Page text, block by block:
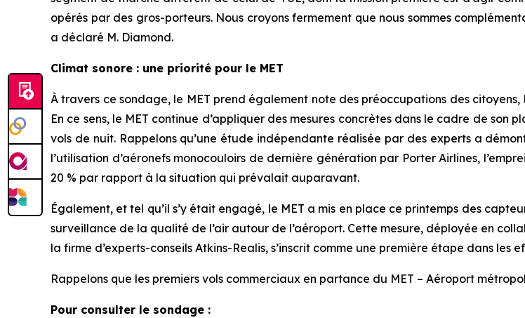
opérés par des gros-porteurs. Nous croyons fermement que nous sommes
a déclaré M. Diamond.
Climat sonore : une priorité pour le MET
À travers ce sondage, le MET prend également note des préoccupations des
En ce sens, le MET continue d’appliquer des mesures concrètes dans le cadre de
vols de nuit. Rappelons qu’une étude indépendante réalisée par des experts a
l’utilisation d’aéronefs monocouloirs de dernière génération par Porter Airlines,
20 % par rapport à la situation qui prévalait auparavant.
Également, et tel qu’il s’y était engagé, le MET a mis en place ce printemps des
surveillance de la qualité de l’air autour de l’aéroport. Cette mesure, déployée en
la firme d’experts-conseils Atkins-Realis, s’inscrit comme une première étape dans les
Rappelons que les premiers vols commerciaux en partance du MET – Aéroport
Pour consulter le sondage :